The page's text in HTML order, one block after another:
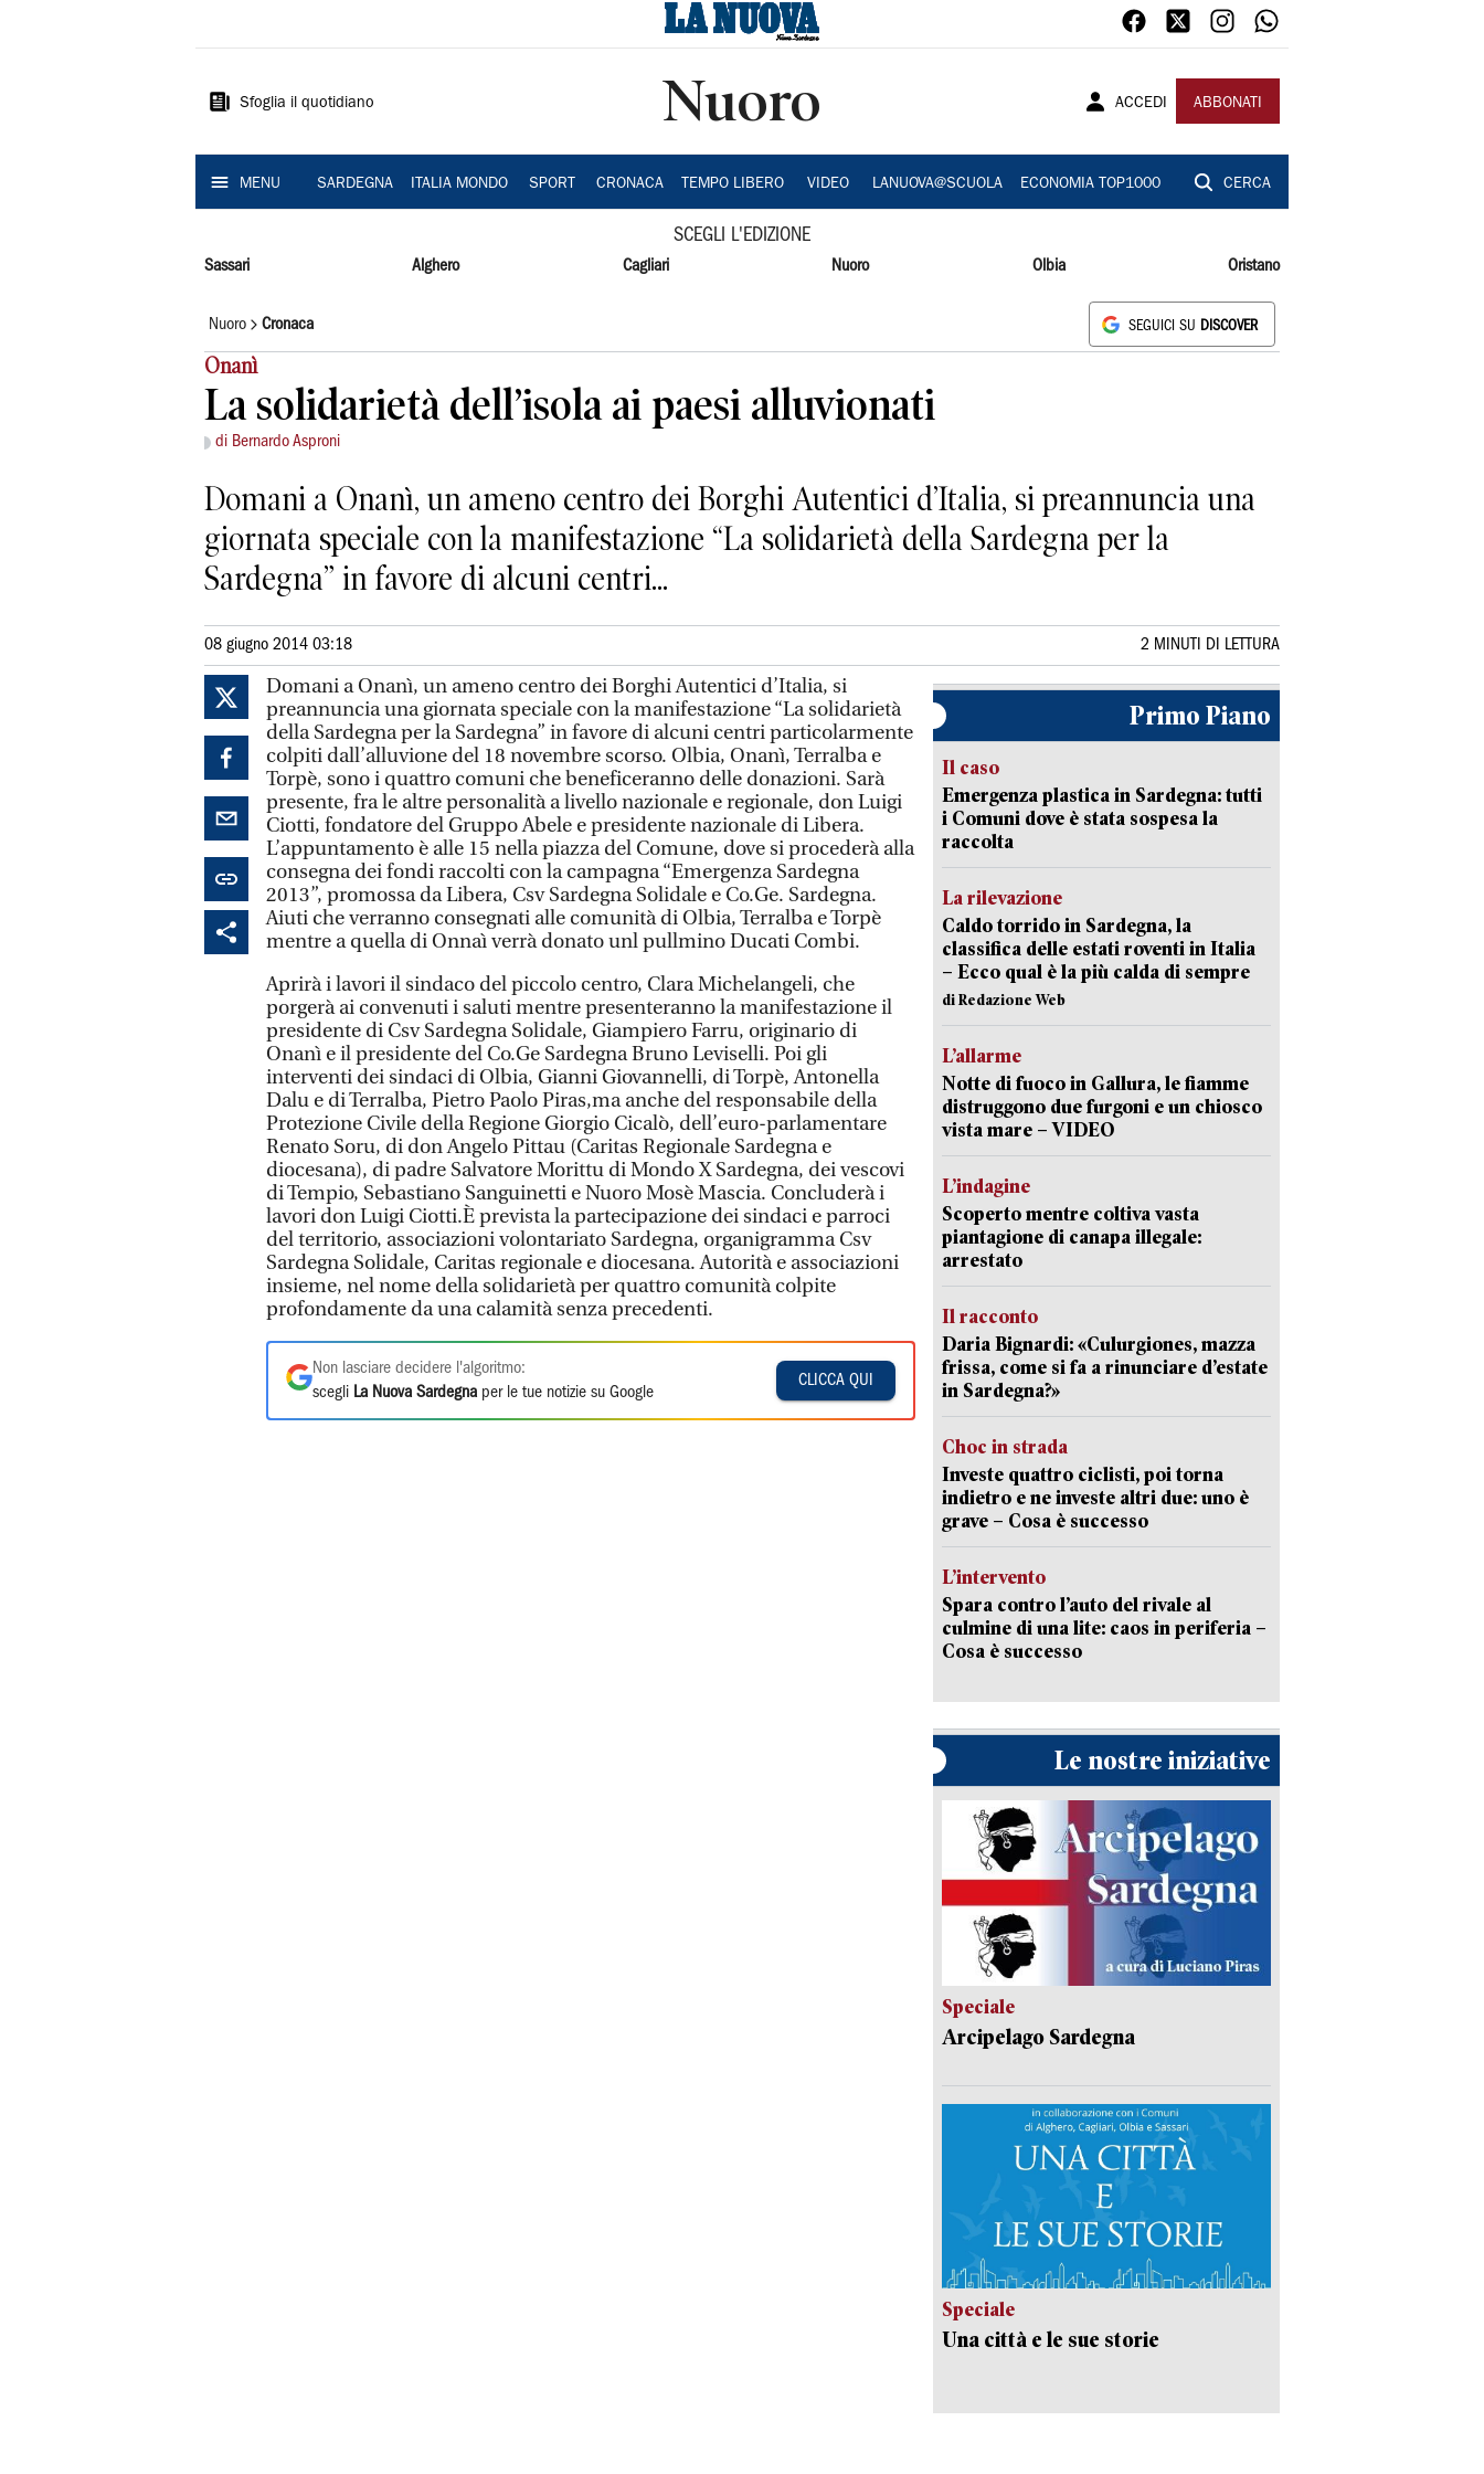
Sardegna
Sfoglia il quotidiano Nuoro ACCEDI ABBONATI
MENU SARDEGNA ITALIA MONDO SPORT CRONACA TEMPO LIBERO VIDEO LANUOVA@SCUOLA ECONOMIA TOP1000 CERCA
SCEGLI L'EDIZIONE
Sassari Alghero Cagliari Nuoro Olbia Oristano
Nuoro Cronaca SEGUICI SU DISCOVER
Onanì
La solidarietà dell’isola ai paesi alluvionati
di Bernardo Asproni
Domani a Onanì, un ameno centro dei Borghi Autentici d’Italia, si preannuncia una
giornata speciale con la manifestazione “La solidarietà della Sardegna per la
Sardegna” in favore di alcuni centri...
08 giugno 2014 03:18 2 MINUTI DI LETTURA
Domani a Onanì, un ameno centro dei Borghi Autentici d’Italia, si
preannuncia una giornata speciale con la manifestazione “La solidarietà
della Sardegna per la Sardegna” in favore di alcuni centri particolarmente
colpiti dall’alluvione del 18 novembre scorso. Olbia, Onanì, Terralba e
Torpè, sono i quattro comuni che beneficeranno delle donazioni. Sarà
presente, fra le altre personalità a livello nazionale e regionale, don Luigi
Ciotti, fondatore del Gruppo Abele e presidente nazionale di Libera.
L’appuntamento è alle 15 nella piazza del Comune, dove si procederà alla
consegna dei fondi raccolti con la campagna “Emergenza Sardegna
2013”, promossa da Libera, Csv Sardegna Solidale e Co.Ge. Sardegna.
Aiuti che verranno consegnati alle comunità di Olbia, Terralba e Torpè
mentre a quella di Onnaì verrà donato unl pullmino Ducati Combi.
Aprirà i lavori il sindaco del piccolo centro, Clara Michelangeli, che
porgerà ai convenuti i saluti mentre presenteranno la manifestazione il
presidente di Csv Sardegna Solidale, Giampiero Farru, originario di
Onanì e il presidente del Co.Ge Sardegna Bruno Leviselli. Poi gli
interventi dei sindaci di Olbia, Gianni Giovannelli, di Torpè, Antonella
Dalu e di Terralba, Pietro Paolo Piras,ma anche del responsabile della
Protezione Civile della Regione Giorgio Cicalò, dell’euro-parlamentare
Renato Soru, di don Angelo Pittau (Caritas Regionale Sardegna e
diocesana), di padre Salvatore Morittu di Mondo X Sardegna, dei vescovi
di Tempio, Sebastiano Sanguinetti e Nuoro Mosè Mascia. Concluderà i
lavori don Luigi Ciotti.È prevista la partecipazione dei sindaci e parroci
del territorio, associazioni volontariato Sardegna, organigramma Csv
Sardegna Solidale, Caritas regionale e diocesana. Autorità e associazioni
insieme, nel nome della solidarietà per quattro comunità colpite
profondamente da una calamità senza precedenti.
Non lasciare decidere l'algoritmo:
scegli La Nuova Sardegna per le tue notizie su Google
CLICCA QUI
Primo Piano
Il caso
Emergenza plastica in Sardegna: tutti
i Comuni dove è stata sospesa la
raccolta
La rilevazione
Caldo torrido in Sardegna, la
classifica delle estati roventi in Italia
– Ecco qual è la più calda di sempre
di Redazione Web
L’allarme
Notte di fuoco in Gallura, le fiamme
distruggono due furgoni e un chiosco
vista mare – VIDEO
L’indagine
Scoperto mentre coltiva vasta
piantagione di canapa illegale:
arrestato
Il racconto
Daria Bignardi: «Culurgiones, mazza
frissa, come si fa a rinunciare d’estate
in Sardegna?»
Choc in strada
Investe quattro ciclisti, poi torna
indietro e ne investe altri due: uno è
grave – Cosa è successo
L’intervento
Spara contro l’auto del rivale al
culmine di una lite: caos in periferia –
Cosa è successo
Le nostre iniziative
Speciale
Arcipelago Sardegna
Speciale
Una città e le sue storie